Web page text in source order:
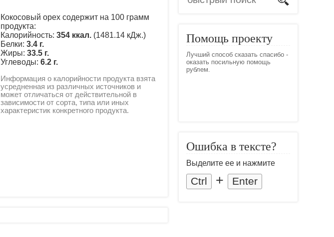
Кокосовый орех содержит на 100 грамм
продукта:
Калорийность: 354 ккал. (1481.14 кДж.)
Белки: 3.4 г.
Жиры: 33.5 г.
Углеводы: 6.2 г.
Информация о калорийности продукта взята
усредненная из различных источников и
может отличаться от действительной в
зависимости от сорта, типа или иных
характеристик конкретного продукта.
Помощь проекту
Лучший способ сказать спасибо -
оказать посильную помощь
рублем.
Ошибка в тексте?
Выделите ее и нажмите
Ctrl + Enter